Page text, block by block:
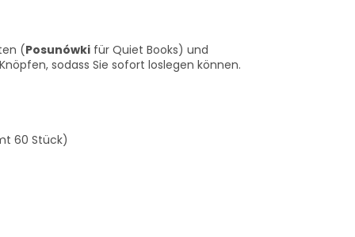
(Posunówki für Quiet Books) und
sodass Sie sofort loslegen können.
60 Stück)